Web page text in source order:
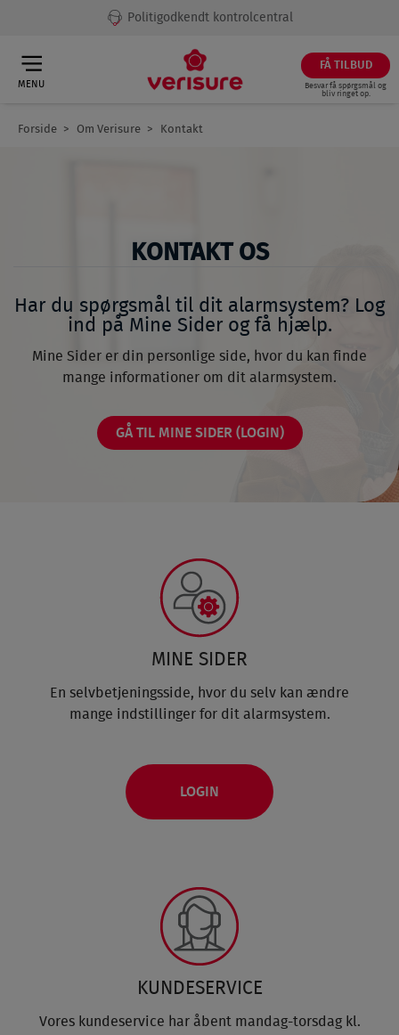
Politigodkendt kontrolcentral
FÅ TILBUD
Besvar få spørgsmål og
bliv ringet op.
MENU
Breadcrumb
Forside Om Verisure Kontakt
KONTAKT OS
Har du spørgsmål til dit alarmsystem? Log
ind på Mine Sider og få hjælp.
Mine Sider er din personlige side, hvor du kan finde
mange informationer om dit alarmsystem.
GÅ TIL MINE SIDER (LOGIN)
MINE SIDER
En selvbetjeningsside, hvor du selv kan ændre
mange indstillinger for dit alarmsystem.
LOGIN
KUNDESERVICE
Vores kundeservice har åbent mandag-torsdag kl.